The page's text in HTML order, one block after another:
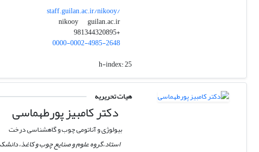
staff.guilan.ac.ir/nikooy/
nikooy
guilan.ac.ir
+981344320895
0000-0002-4985-2648
h-index:25
هیات تحریریه
دکتر کامبیز پورطهماسی
بیولوژی و آناتومی چوب و گاهشناسی درخت
استاد،گروه علوم و صنایع چوب و کاغذ،